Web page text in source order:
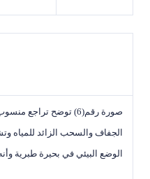
صورة رقم(6) توضح
الجفاف والسحب الزائد للمياه
الوضع البيئي في بحيرة طبرية